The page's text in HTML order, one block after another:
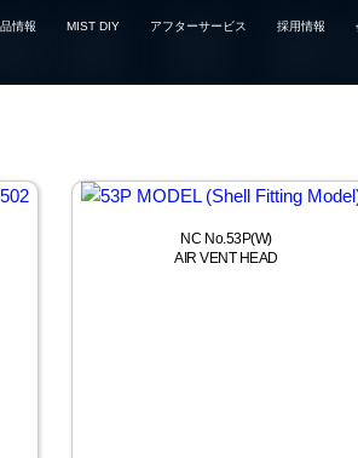
情報 MIST DIY アフターサービス 採用情報
NC No.53P(W)
AIR VENT HEAD